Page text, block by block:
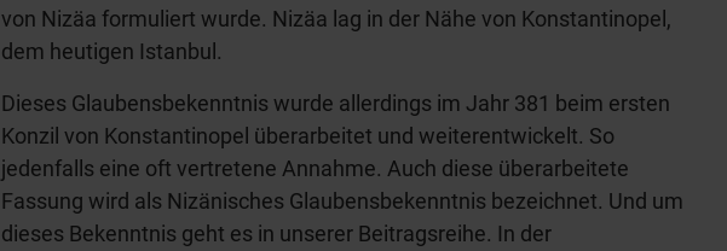
von Nizäa formuliert wurde. Nizäa lag in der Nähe von Konstantinopel,
dem heutigen Istanbul.
Dieses Glaubensbekenntnis wurde allerdings im Jahr 381 beim ersten
Konzil von Konstantinopel überarbeitet und weiterentwickelt. So
jedenfalls eine oft vertretene Annahme. Auch diese überarbeitete
Fassung wird als Nizänisches Glaubensbekenntnis bezeichnet. Und um
dieses Bekenntnis geht es in unserer Beitragsreihe. In der